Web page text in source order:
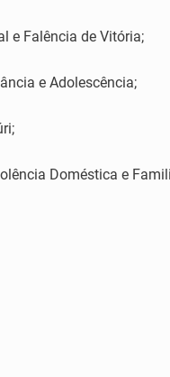
e Falência de Vitória;
e Adolescência;
Doméstica e